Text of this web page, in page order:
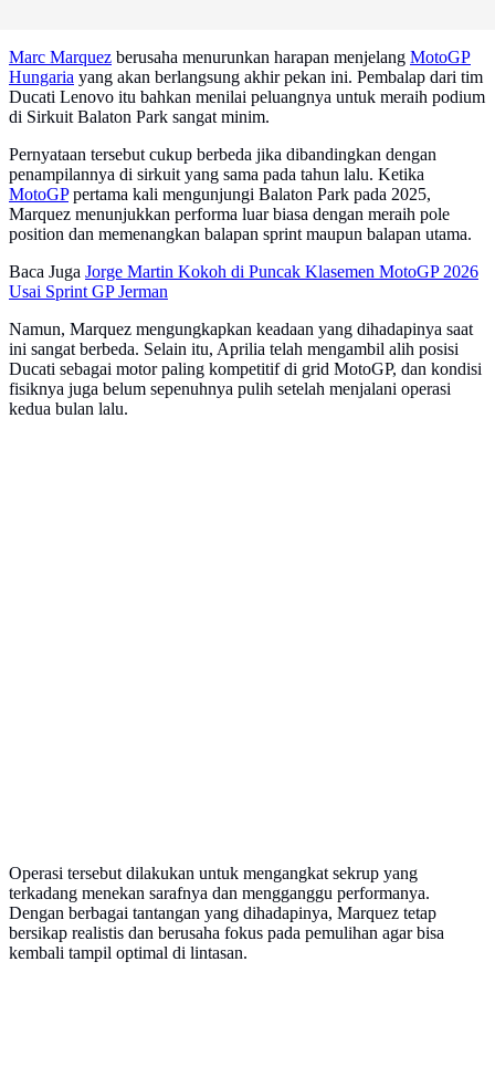
Marc Marquez berusaha menurunkan harapan menjelang MotoGP
Hungaria yang akan berlangsung akhir pekan ini. Pembalap dari tim
Ducati Lenovo itu bahkan menilai peluangnya untuk meraih podium
di Sirkuit Balaton Park sangat minim.
Pernyataan tersebut cukup berbeda jika dibandingkan dengan
penampilannya di sirkuit yang sama pada tahun lalu. Ketika
MotoGPpertama kali mengunjungi Balaton Park pada 2025,
Marquez menunjukkan performa luar biasa dengan meraih pole
position dan memenangkan balapan sprint maupun balapan utama.
Baca Juga Jorge Martin Kokoh di Puncak Klasemen MotoGP 2026
Usai Sprint GP Jerman
Namun, Marquez mengungkapkan keadaan yang dihadapinya saat
ini sangat berbeda. Selain itu, Aprilia telah mengambil alih posisi
Ducati sebagai motor paling kompetitif di grid MotoGP, dan kondisi
fisiknya juga belum sepenuhnya pulih setelah menjalani operasi
kedua bulan lalu.
Operasi tersebut dilakukan untuk mengangkat sekrup yang
terkadang menekan sarafnya dan mengganggu performanya.
Dengan berbagai tantangan yang dihadapinya, Marquez tetap
bersikap realistis dan berusaha fokus pada pemulihan agar bisa
kembali tampil optimal di lintasan.